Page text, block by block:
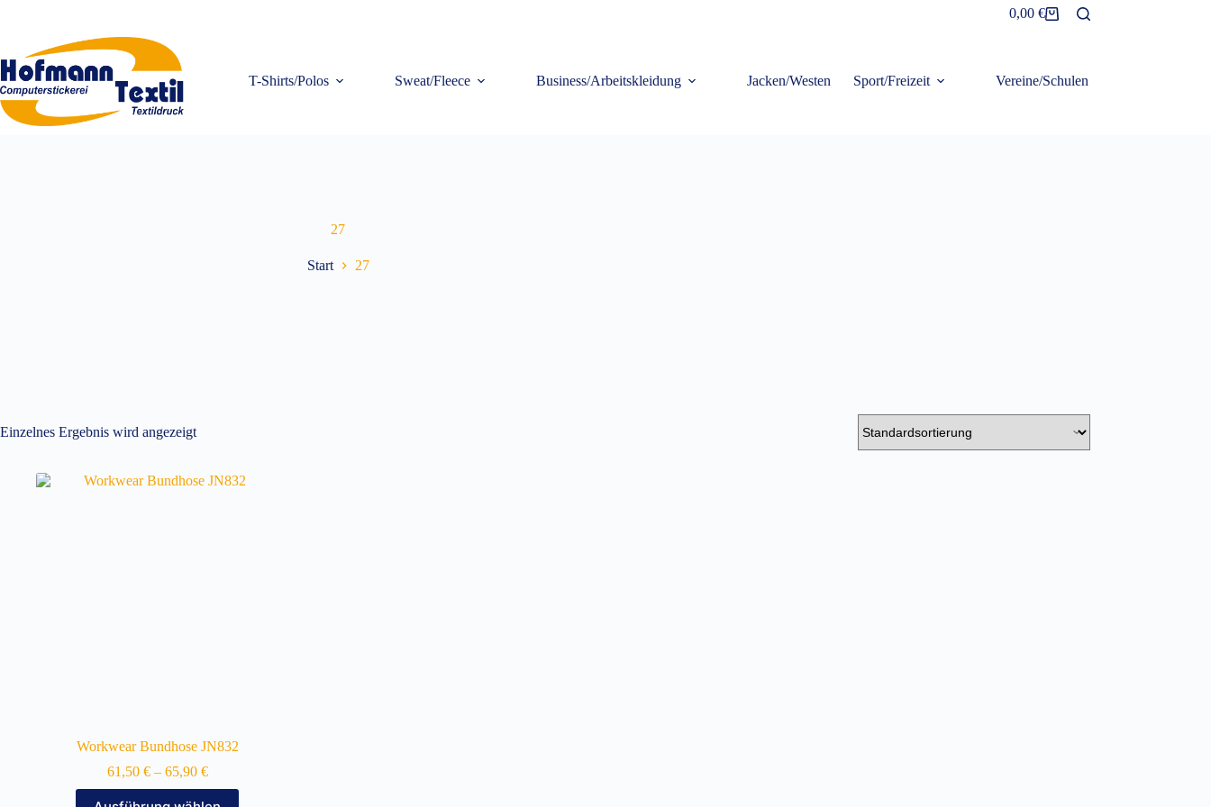
Warenkorb
0,00 €
T-Shirts/Polos Sweat/Fleece Business/Arbeitskleidung Jacken/Westen Sport/Freizeit Vereine/Schulen
27
Start 27
Einzelnes Ergebnis wird angezeigt
Workwear Bundhose JN832
61,50 €– 65,90 €